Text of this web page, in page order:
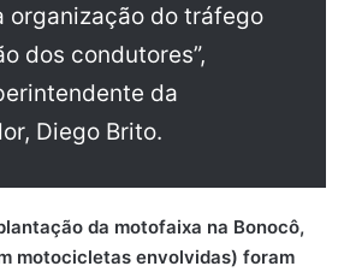
organização do tráfego
dos condutores”,
da
Diego Brito.
da motofaixa na Bonocô,
motocicletas envolvidas) foram